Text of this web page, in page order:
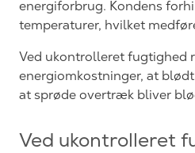
energiforbrug. Kondens
temperaturer, hvilket
Ved ukontrolleret fugtighed
energiomkostninger, at
at sprøde overtræk bliver
Ved ukontrolleret